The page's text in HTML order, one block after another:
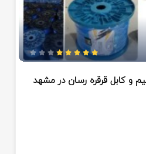
و کابل قرقره رسان در مشهد